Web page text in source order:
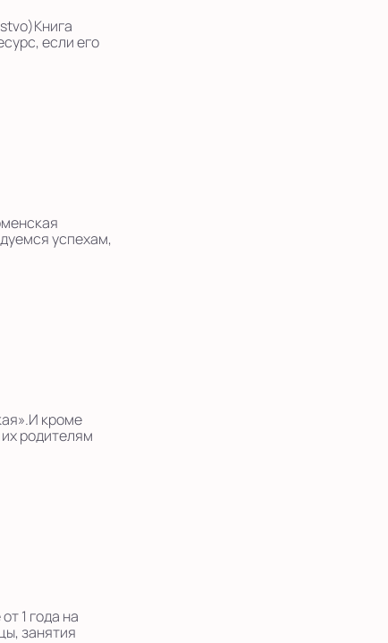
если его
успехам,
кроме
родителям
1 года на
занятия